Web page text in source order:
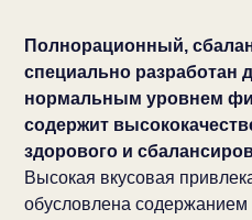
Полнорационный,
специально разработан
нормальным уровнем
содержит
здорового и
Высокая вкусовая
обусловлена